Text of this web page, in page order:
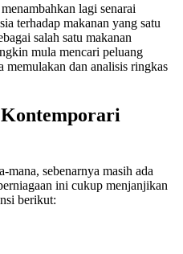
lagi senarai
terhadap makanan yang satu
salah satu makanan
mula mencari peluang
memulakan dan analisis ringkas
Kontemporari
sebenarnya masih ada
ini cukup menjanjikan
berikut: